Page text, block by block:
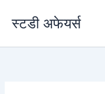
स्टडी अफेयर्स